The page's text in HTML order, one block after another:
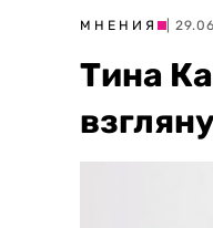
МНЕНИЯ |
Тина